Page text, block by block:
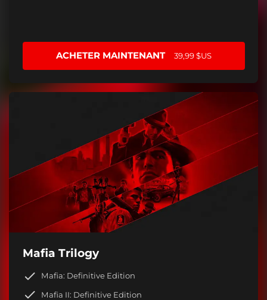
ACHETER MAINTENANT 39,99 $US
Mafia Trilogy
Mafia: Definitive Edition
Mafia II: Definitive Edition